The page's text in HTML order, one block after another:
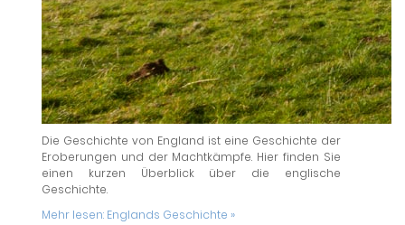
Die Geschichte von England ist eine Geschichte der
Eroberungen und der Machtkämpfe. Hier finden Sie
einen kurzen Überblick über die englische
Geschichte.
Mehr lesen: Englands Geschichte »